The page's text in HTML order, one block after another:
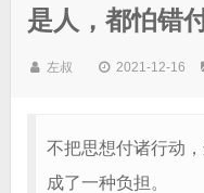
是人，都怕错
左叔 2021-12-16
不把思想付诸行动
成了一种负担。